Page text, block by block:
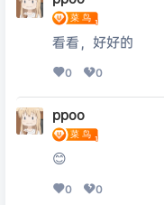
看看，好好的
0 0
ppoo
😊
0 0